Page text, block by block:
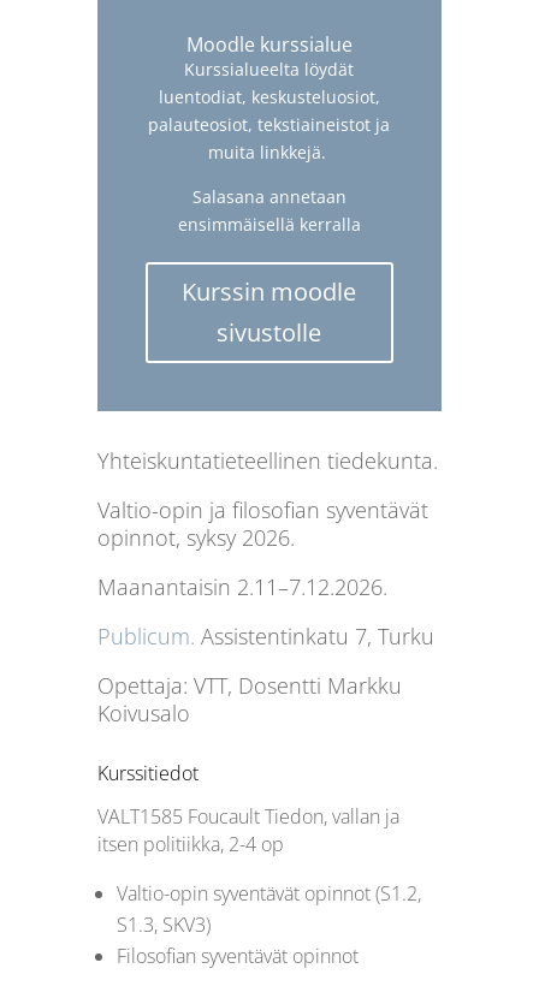
Moodle kurssialue
Kurssialueelta löydät
luentodiat, keskusteluosiot,
palauteosiot, tekstiaineistot ja
muita linkkejä.
Salasana annetaan
ensimmäisellä kerralla
Kurssin moodle
sivustolle
Yhteiskuntatieteellinen tiedekunta.
Valtio-opin ja filosofian syventävät
opinnot, syksy 2026.
Maanantaisin 2.11–7.12.2026.
Publicum. Assistentinkatu 7, Turku
Opettaja: VTT, Dosentti Markku
Koivusalo
Kurssitiedot
VALT1585 Foucault Tiedon, vallan ja
itsen politiikka, 2-4 op
Valtio-opin syventävät opinnot (S1.2,
S1.3, SKV3)
Filosofian syventävät opinnot